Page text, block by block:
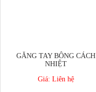
GĂNG TAY BÔNG CÁCH
NHIỆT
Giá: Liên hệ